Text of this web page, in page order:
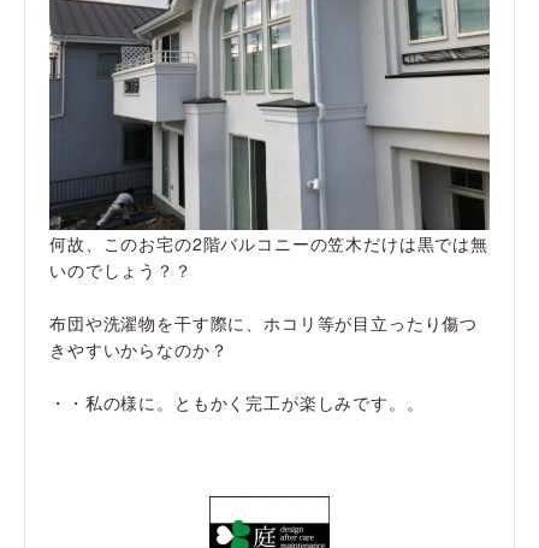
何故、このお宅の2階バルコニーの笠木だけは黒では無
いのでしょう？？
布団や洗濯物を干す際に、ホコリ等が目立ったり傷つ
きやすいからなのか？
・・私の様に。ともかく完工が楽しみです。。